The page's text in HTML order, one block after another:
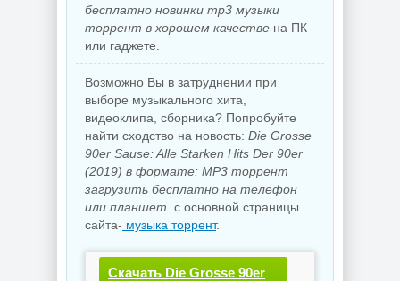
бесплатно новинки mp3 музыки
торрент в хорошем качестве на ПК
или гаджете.
Возможно Вы в затруднении при
выборе музыкального хита,
видеоклипа, сборника? Попробуйте
найти сходство на новость: Die Grosse
90er Sause: Alle Starken Hits Der 90er
(2019) в формате: MP3 торрент
загрузить бесплатно на телефон
или планшет. с основной страницы
сайта- музыка торрент.
Скачать Die Grosse 90er